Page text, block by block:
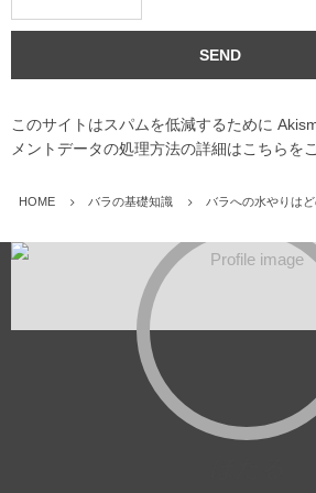
このサイトはスパムを低減するために
メントデータの処理方法の詳細はこちらを
HOME バラの基礎知識 バラへの水やりは